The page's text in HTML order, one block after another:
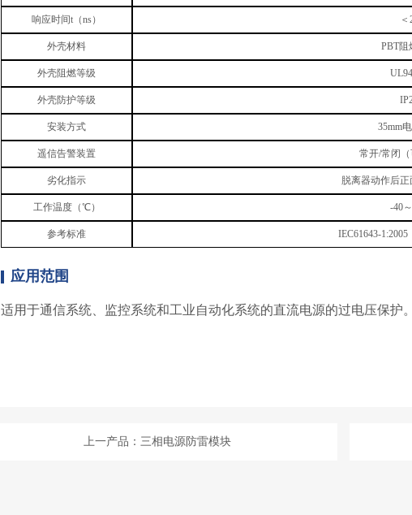
响应时间t（ns） ＜
外壳材料 PBT阻
外壳阻燃等级
外壳防护等级
安装方式 35mm
遥信告警装置 常开/常闭（
劣化指示 脱离器动作后
工作温度（℃） -40
参考标准 IEC61643-
应用范围
适用于通信系统、监控系统和工业自动化系统的直流电源的过电压保护。
上一产品：三相电源防雷模块